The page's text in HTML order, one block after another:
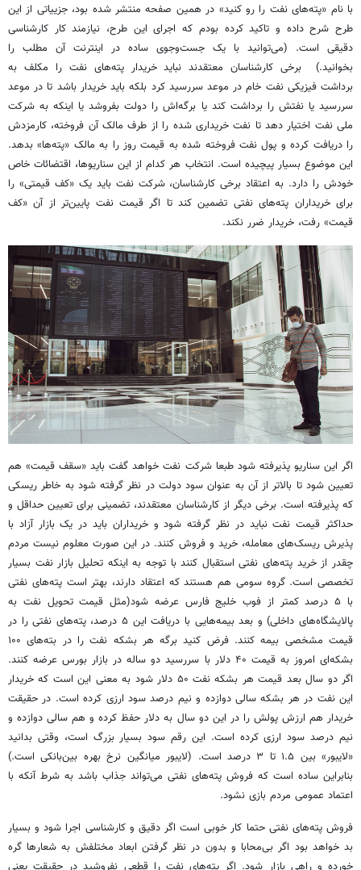
با نام «پته‌های نفت را رو کنید» در همین صفحه منتشر شده بود، جزییاتی از این
طرح شرح داده و تاکید کرده بودم که اجرای این طرح، نیازمند کار کارشناسی
دقیقی است. (می‌توانید با یک جست‌وجوی ساده در اینترنت آن مطلب را
بخوانید.) برخی کارشناسان معتقدند نباید خریدار پته‌های نفت را مکلف به
برداشت فیزیکی نفت خام در موعد سررسید کرد بلکه ‌باید خریدار باشد تا در موعد
سررسید یا نفتش را برداشت کند یا برگه‌اش را دولت بفروشد یا اینکه به شرکت
ملی نفت اختیار دهد تا نفت خریداری شده را از طرف مالک آن فروخته، کارمزدش
را دریافت کرده و پول نفت فروخته شده به قیمت روز را به مالک «پته‌ها» بدهد.
این موضوع بسیار پیچیده است. انتخاب هر کدام از این سناریوها، اقتضائات خاص
خودش را دارد. به اعتقاد برخی کارشناسان، شرکت نفت باید یک «کف قیمتی» را
برای خریداران پته‌های نفتی تضمین کند تا اگر قیمت نفت پایین‌تر از آن «کف
قیمت» رفت، خریدار ضرر نکند.
اگر این سناریو پذیرفته شود طبعا شرکت نفت خواهد گفت باید «سقف قیمت» هم
تعیین شود تا بالاتر از آن به عنوان سود دولت در نظر گرفته شود به خاطر ریسکی
که پذیرفته است. برخی دیگر از کارشناسان معتقدند، تضمینی برای تعیین حداقل و
حداکثر قیمت نفت نباید در نظر گرفته شود و خریداران باید در یک بازار آزاد با
پذیرش ریسک‌های معامله، خرید و فروش کنند. در این صورت معلوم نیست مردم
چقدر از خرید پته‌های نفتی استقبال کنند با توجه به اینکه تحلیل بازار نفت بسیار
تخصصی است. گروه سومی هم هستند که اعتقاد دارند، بهتر است پته‌های نفتی
با ۵ درصد کمتر از فوب خلیج فارس عرضه شود(مثل قیمت تحویل نفت به
پالایشگاه‌های داخلی) و بعد بیمه‌هایی با دریافت این ۵ درصد، پته‌های نفتی را در
قیمت مشخصی بیمه کنند. فرض کنید برگه هر بشکه نفت را در بته‌های ۱۰۰
بشکه‌ای امروز به قیمت ۴۰ دلار با سررسید دو ساله در بازار بورس عرضه کنند.
اگر دو سال بعد قیمت هر بشکه نفت ۵۰ دلار شود به معنی این است که خریدار
این نفت در هر بشکه سالی دوازده و نیم درصد سود ارزی کرده است. در حقیقت
خریدار هم ارزش پولش را در این دو سال به دلار حفظ کرده و هم سالی دوازده و
نیم درصد سود ارزی کرده است. این رقم سود بسیار بزرگ است، وقتی بدانید
«لایبور» بین ۱.۵ تا ۳ درصد است. (لایبور میانگین نرخ بهره بین‌بانکی است.)
بنابراین ساده است که فروش پته‌های نفتی می‌تواند جذاب باشد به شرط آنکه با
اعتماد عمومی مردم بازی نشود.
فروش پته‌های نفتی حتما کار خوبی است اگر دقیق و کارشناسی اجرا شود و بسیار
بد خواهد بود اگر بی‌محابا و بدون در نظر گرفتن ابعاد مختلفش به شعارها گره
خورده و راهی بازار شود. اگر پته‌های نفت را قطعی نفروشید در حقیقت یعنی